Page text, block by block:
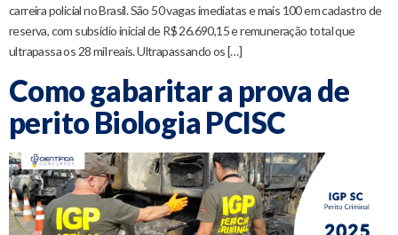
carreira policial no Brasil. São 50 vagas imediatas e mais 100 em cadastro de
reserva, com subsídio inicial de R$ 26.690,15 e remuneração total que
ultrapassa os 28 mil reais. Ultrapassando os […]
Como gabaritar a prova de
perito Biologia PCISC